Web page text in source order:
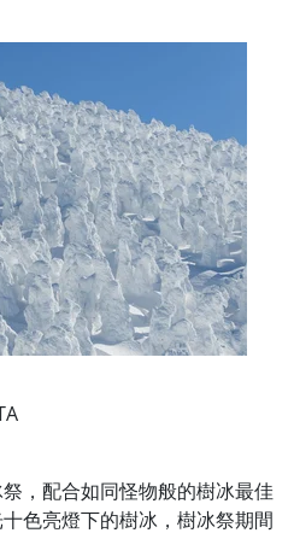
，配合如同怪物般的樹冰最佳
色亮燈下的樹冰，樹冰祭期間